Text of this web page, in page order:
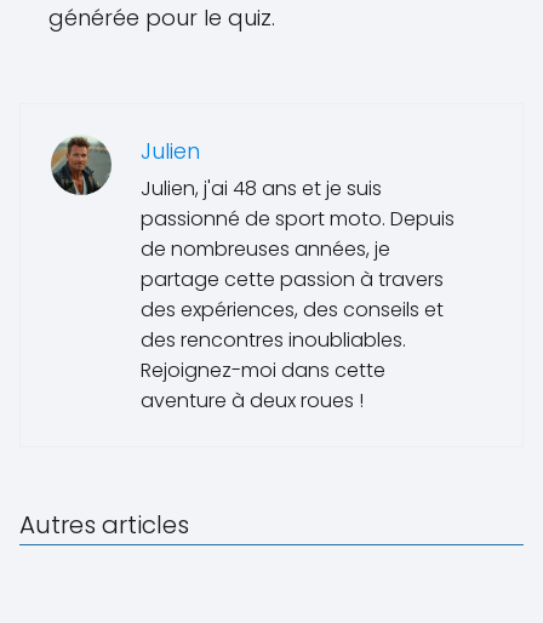
générée pour le quiz.
Julien
Julien, j'ai 48 ans et je suis
passionné de sport moto. Depuis
de nombreuses années, je
partage cette passion à travers
des expériences, des conseils et
des rencontres inoubliables.
Rejoignez-moi dans cette
aventure à deux roues !
Autres articles